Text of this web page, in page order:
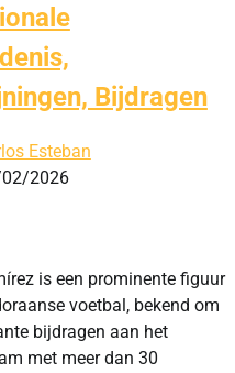
Bijdragen
Esteban
2026
is een prominente figuur
voetbal, bekend om
bijdragen aan het
met meer dan 30